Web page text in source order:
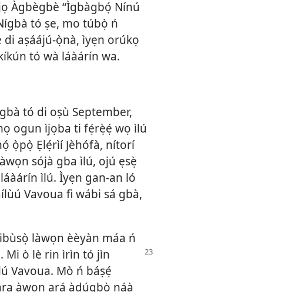
Àgbègbè “Ìgbàgbọ́ Nínú
tó ṣe, mo túbọ̀ ń
aṣáájú-ọ̀nà, ìyẹn orúkọ
tó wà láàárín wa.
tó di oṣù September,
ogun ìjọba ti fẹ́rẹ̀ẹ́ wọ ìlú
ọ̀pọ̀ Ẹlẹ́rìí Jèhófà, nítorí
sójà gba ìlú, ojú ẹsẹ̀
ìlú. Ìyẹn gan-an ló
Vavoua fi wábi sá gbà,
làwọn èèyàn máa ń
Mi ò lè rin ìrìn tó jìn
Vavoua. Mò ń báṣẹ́
àwọn ará àdúgbò náà